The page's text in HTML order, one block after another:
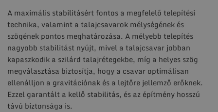
A maximális stabilitásért fontos a megfelelő telepítési
technika, valamint a talajcsavarok mélységének és
szögének pontos meghatározása. A mélyebb telepítés
nagyobb stabilitást nyújt, mivel a talajcsavar jobban
kapaszkodik a szilárd talajrétegekbe, míg a helyes szög
megválasztása biztosítja, hogy a csavar optimálisan
ellenálljon a gravitációnak és a lejtőre jellemző erőknek.
Ezzel garantált a kellő stabilitás, és az építmény hosszú
távú biztonsága is.